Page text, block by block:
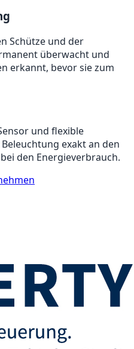
Schütze und der
überwacht und
erkannt, bevor sie zum
und flexible
exakt an den
den Energieverbrauch.